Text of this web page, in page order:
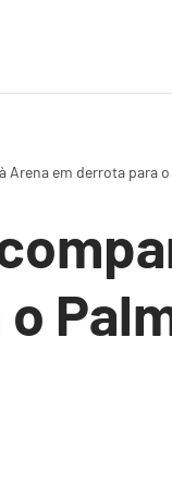
em derrota para